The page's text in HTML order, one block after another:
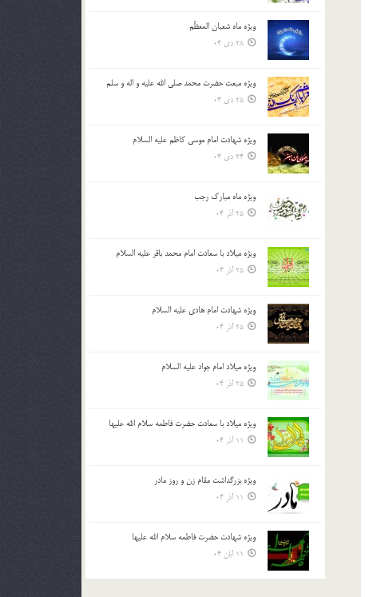
ویژه ماه شعبان المعظّم
28 دی 04
ویژه مبعث حضرت محمد صلی الله علیه و اله و سلم
25 دی 04
ویژه شهادت امام موسی کاظم علیه السلام
24 دی 04
ویژه ماه مبارک رجب
25 آذر 04
ویژه میلاد با سعادت امام محمد باقر علیه السلام
25 آذر 04
ویژه شهادت امام هادی علیه السلام
25 آذر 04
ویژه میلاد امام جواد علیه السلام
25 آذر 04
ویژه میلاد با سعادت حضرت فاطمه سلام الله علیها
11 آذر 04
ویژه بزرگداشت مقام زن و روز مادر
11 آذر 04
ویژه شهادت حضرت فاطمه سلام الله علیها
11 آبان 04